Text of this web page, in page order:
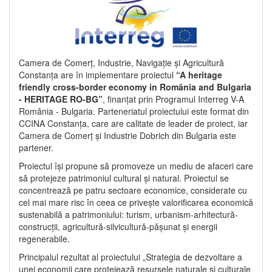
Camera de Comerț, Industrie, Navigație și Agricultură
Constanța are în implementare proiectul “A heritage
friendly cross-border economy in România and Bulgaria
- HERITAGE RO-BG”, finanțat prin Programul Interreg V-A
România - Bulgaria. Parteneriatul proiectului este format din
CCINA Constanța, care are calitate de leader de proiect, iar
Camera de Comerț și Industrie Dobrich din Bulgaria este
partener.
Proiectul își propune să promoveze un mediu de afaceri care
să protejeze patrimoniul cultural și natural. Proiectul se
concentrează pe patru sectoare economice, considerate cu
cel mai mare risc în ceea ce privește valorificarea economică
sustenabilă a patrimoniului: turism, urbanism-arhitectură-
construcții, agricultură-silvicultură-pășunat și energii
regenerabile.
Principalul rezultat al proiectului „Strategia de dezvoltare a
unei economii care protejează resursele naturale și culturale